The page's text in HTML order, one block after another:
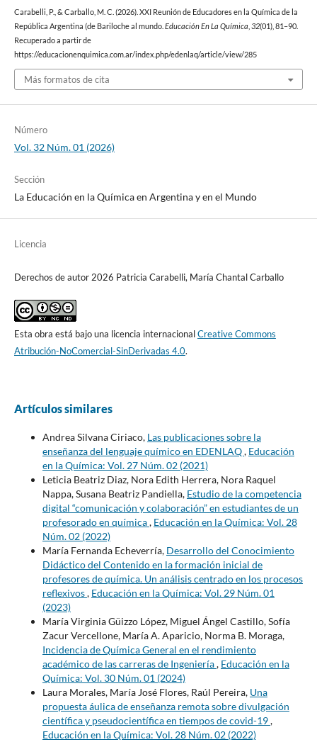
Carabelli, P., & Carballo, M. C. (2026). XXI Reunión de Educadores en la Química de la
República Argentina (de Bariloche al mundo. Educación En La Química 32(01), 81–90.
Recuperado a partir de
https://educacionenquimica.com.ar/index.php/edenlaq/article/view/285
Más formatos de cita
Número
Vol. 32 Núm. 01 (2026)
Sección
La Educación en la Química en Argentina y en el Mundo
Licencia
Derechos de autor 2026 Patricia Carabelli, María Chantal Carballo
Esta obra está bajo una licencia internacionalCreative Commons
Atribución-NoComercial-SinDerivadas 4.0.
Artículos similares
Andrea Silvana Ciriaco, Las publicaciones sobre la
enseñanza del lenguaje químico en EDENLAQ, Educación
en la Química: Vol. 27 Núm. 02 (2021)
Leticia Beatriz Diaz, Nora Edith Herrera, Nora Raquel
Nappa, Susana Beatriz Pandiella, Estudio de la competencia
digital “comunicación y colaboración” en estudiantes de un
profesorado en química, Educación en la Química: Vol. 28
Núm. 02 (2022)
María Fernanda Echeverría, Desarrollo del Conocimiento
Didáctico del Contenido en la formación inicial de
profesores de química. Un análisis centrado en los procesos
reflexivos, Educación en la Química: Vol. 29 Núm. 01
(2023)
María Virginia Güizzo López, Miguel Ángel Castillo, Sofía
Zacur Vercellone, María A. Aparicio, Norma B. Moraga,
Incidencia de Química General en el rendimiento
académico de las carreras de Ingeniería, Educación en la
Química: Vol. 30 Núm. 01 (2024)
Laura Morales, María José Flores, Raúl Pereira, Una
propuesta áulica de enseñanza remota sobre divulgación
científica y pseudocientífica en tiempos de covid-19,
Educación en la Química: Vol. 28 Núm. 02 (2022)